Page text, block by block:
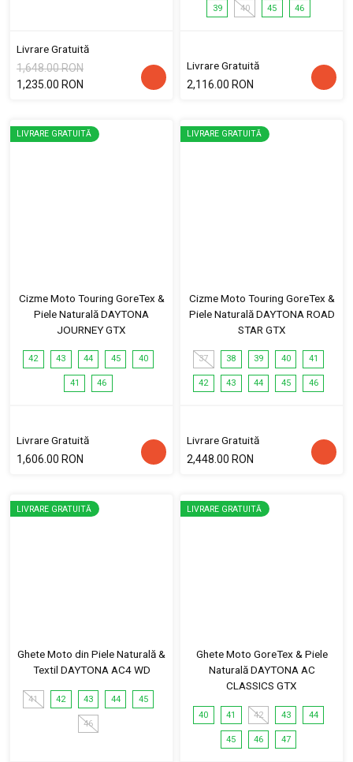
Livrare Gratuită
1,648.00 RON
1,235.00 RON
39 40 45 46
Livrare Gratuită
2,116.00 RON
LIVRARE GRATUITĂ
Cizme Moto Touring GoreTex &
Piele Naturală DAYTONA
JOURNEY GTX
42 43 44 45 40
41 46
Livrare Gratuită
1,606.00 RON
LIVRARE GRATUITĂ
Cizme Moto Touring GoreTex &
Piele Naturală DAYTONA ROAD
STAR GTX
37 38 39 40 41
42 43 44 45 46
Livrare Gratuită
2,448.00 RON
LIVRARE GRATUITĂ
Ghete Moto din Piele Naturală &
Textil DAYTONA AC4 WD
41 42 43 44 45
46
LIVRARE GRATUITĂ
Ghete Moto GoreTex & Piele
Naturală DAYTONA AC
CLASSICS GTX
40 41 42 43 44
45 46 47